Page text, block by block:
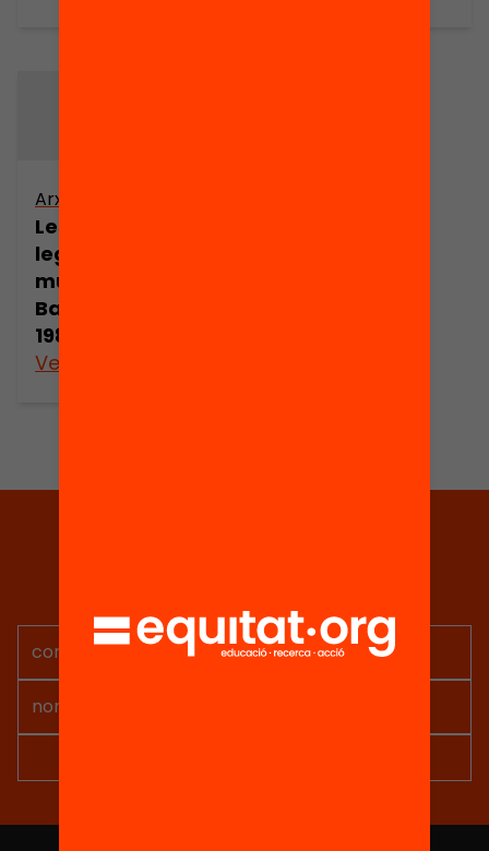
Arxiu
Les eleccions
legislatives i
municipals a
Barcelona 1810-
1986
Veure’n més
projectes per implicar-te.